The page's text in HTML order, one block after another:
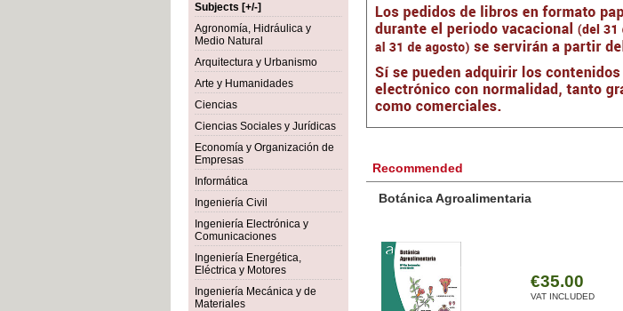
Subjects [+/-]
Agronomía, Hidráulica y
Medio Natural
Arquitectura y Urbanismo
Arte y Humanidades
Ciencias
Ciencias Sociales y Jurídicas
Economía y Organización de
Empresas
Informática
Ingeniería Civil
Ingeniería Electrónica y
Comunicaciones
Ingeniería Energética,
Eléctrica y Motores
Ingeniería Mecánica y de
Materiales
Recommended
Botánica Agroalimentaria
€35.00
VAT INCLUDED